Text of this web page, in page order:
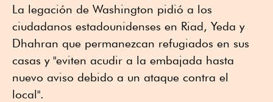
La legación de Washington pidió a los
ciudadanos estadounidenses en Riad, Yeda y
Dhahran que permanezcan refugiados en sus
casas y "eviten acudir a la embajada hasta
nuevo aviso debido a un ataque contra el
local".